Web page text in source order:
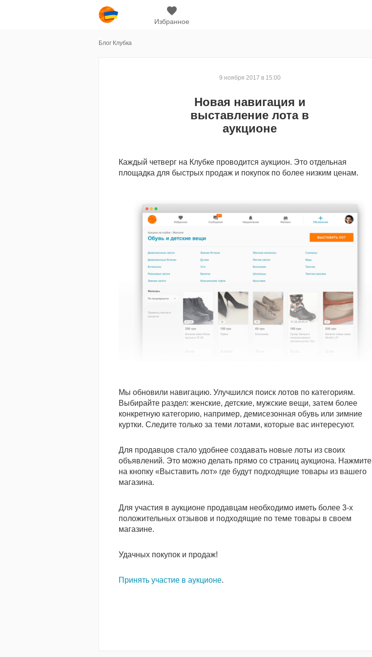
Избранное
Блог Клубка
9 ноября 2017 в 15:00
Новая навигация и
выставление лота в
аукционе
Каждый четверг на Клубке проводится аукцион. Это отдельная
площадка для быстрых продаж и покупок по более низким ценам.
Мы обновили навигацию. Улучшился поиск лотов по категориям.
Выбирайте раздел: женские, детские, мужские вещи, затем более
конкретную категорию, например, демисезонная обувь или зимние
куртки. Следите только за теми лотами, которые вас интересуют.
Для продавцов стало удобнее создавать новые лоты из своих
объявлений. Это можно делать прямо со страниц аукциона. Нажмите
на кнопку «Выставить лот» где будут подходящие товары из вашего
магазина.
Для участия в аукционе продавцам необходимо иметь более 3-х
положительных отзывов и подходящие по теме товары в своем
магазине.
Удачных покупок и продаж!
Принять участие в аукционе.